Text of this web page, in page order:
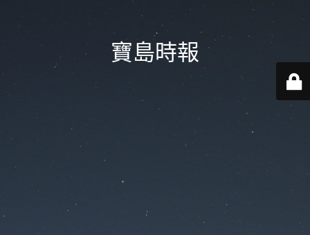
寶島時報